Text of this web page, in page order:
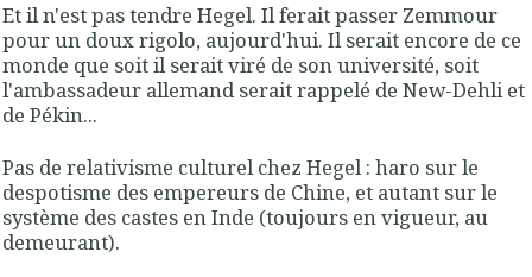
Et il n'est pas tendre Hegel. Il ferait passer Zemmour
pour un doux rigolo, aujourd'hui. Il serait encore de ce
monde que soit il serait viré de son université, soit
l'ambassadeur allemand serait rappelé de New-Dehli et
de Pékin...
Pas de relativisme culturel chez Hegel : haro sur le
despotisme des empereurs de Chine, et autant sur le
système des castes en Inde (toujours en vigueur, au
demeurant).